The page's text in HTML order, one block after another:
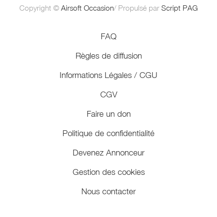
Copyright © Airsoft Occasion/ Propulsé par Script PAG
FAQ
Règles de diffusion
Informations Légales / CGU
CGV
Faire un don
Politique de confidentialité
Devenez Annonceur
Gestion des cookies
Nous contacter